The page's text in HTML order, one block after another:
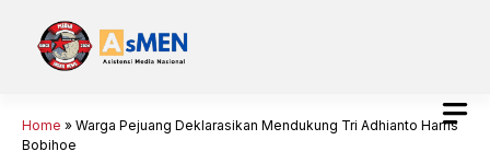
Home » Warga Pejuang Deklarasikan Mendukung Tri Adhianto Harris
Bobihoe